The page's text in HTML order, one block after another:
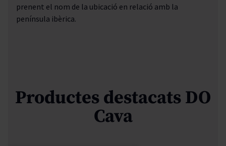
prenent el nom de la ubicació en relació amb la
península ibèrica.
Productes destacats DO
Cava